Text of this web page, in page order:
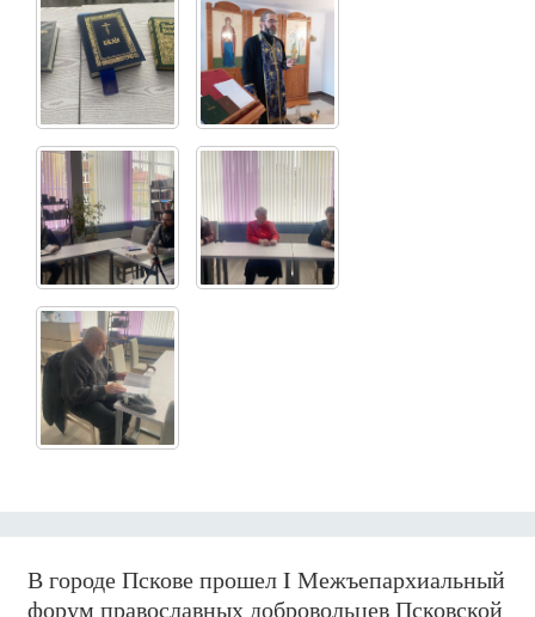
В городе Пскове прошел I Межъепархиальный
форум православных добровольцев Псковской